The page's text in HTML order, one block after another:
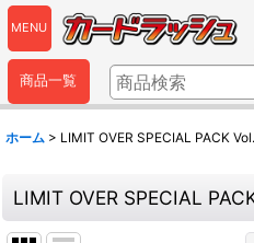
MENU
商品一覧
ホーム > LIMIT OVER SPECIAL PACK
LIMIT OVER SPECIAL